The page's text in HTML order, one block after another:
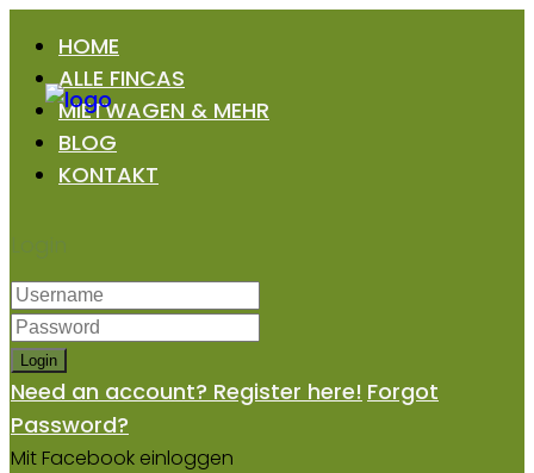
HOME
ALLE FINCAS
MIETWAGEN & MEHR
BLOG
KONTAKT
Login
Login
Need an account? Register here! Forgot
Password?
Mit Facebook einloggen